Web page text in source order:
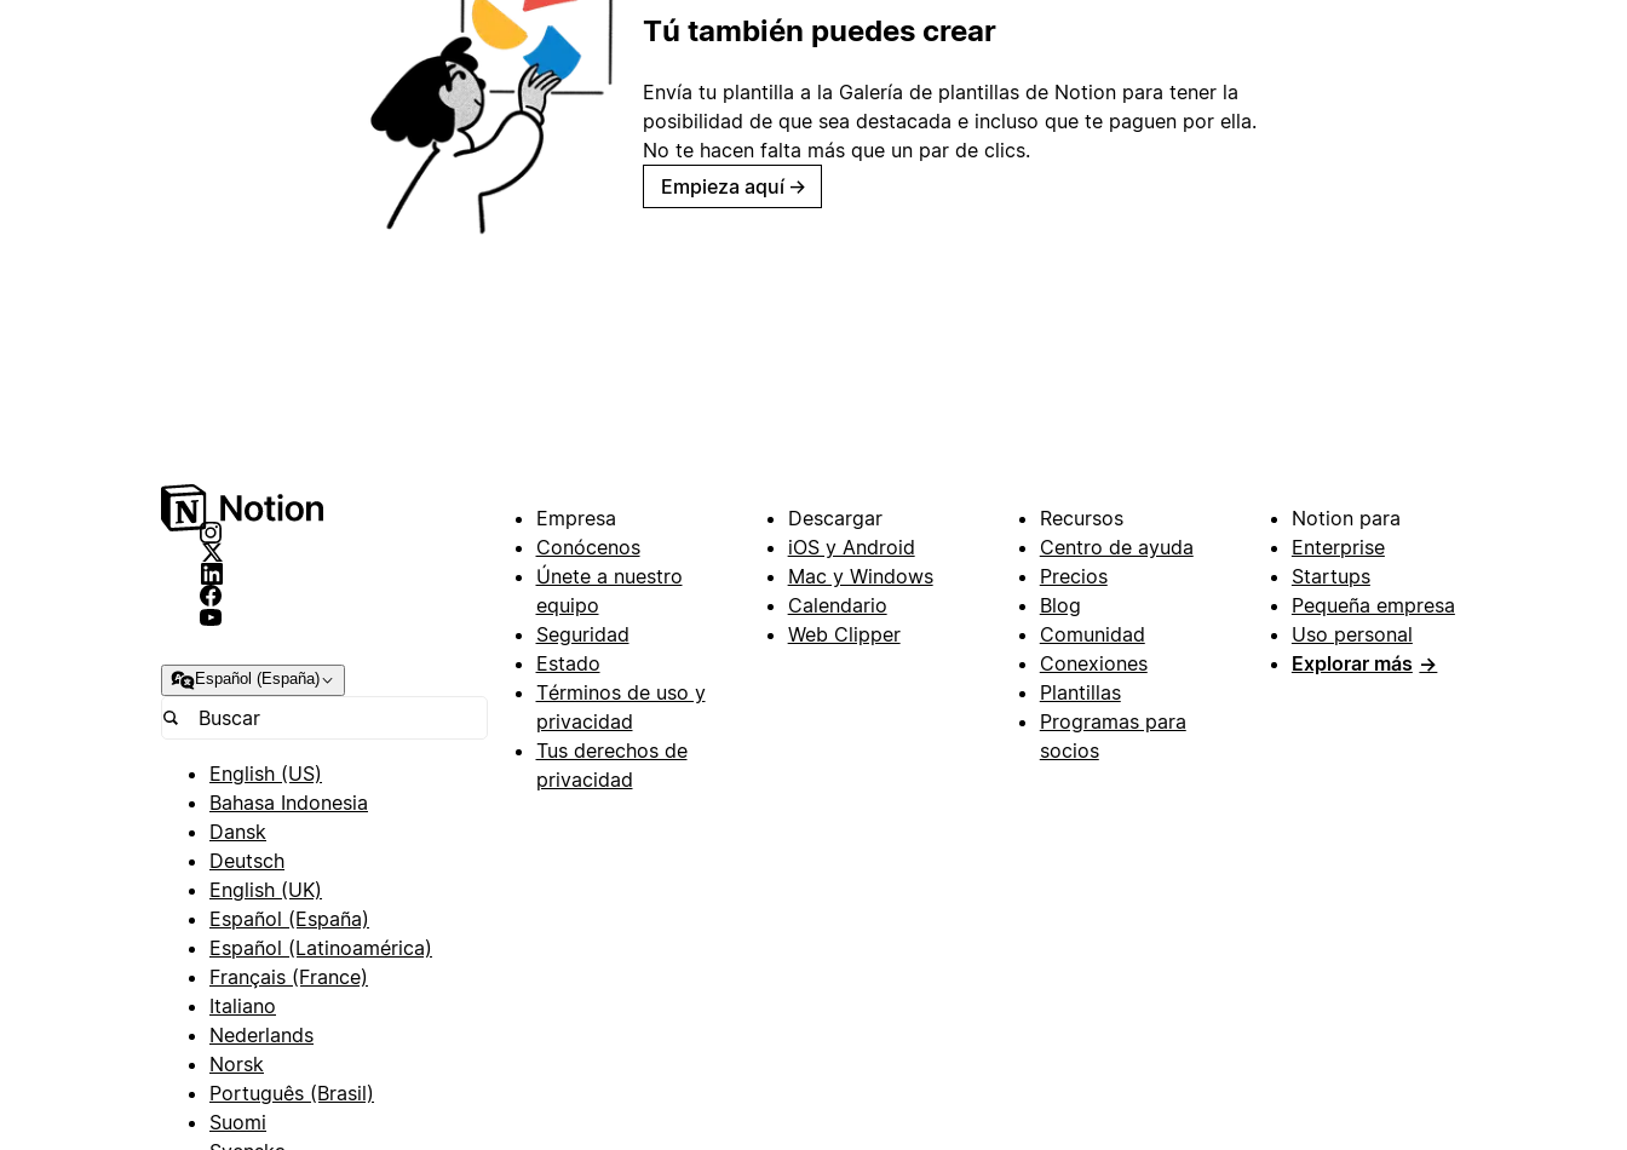
Tú también puedes crear
Envía tu plantilla a la Galería de plantillas de Notion para tener la
posibilidad de que sea destacada e incluso que te paguen por ella.
No te hacen falta más que un par de clics.
Empieza aquí →
Español (España)
English (US)
Bahasa Indonesia
Dansk
Deutsch
English (UK)
Español (España)
Español (Latinoamérica)
Français (France)
Italiano
Nederlands
Norsk
Português (Brasil)
Suomi
Empresa
Conócenos
Únete a nuestro
equipo
Seguridad
Estado
Términos de uso y
privacidad
Tus derechos de
privacidad
Descargar
iOS y Android
Mac y Windows
Calendario
Web Clipper
Recursos
Centro de ayuda
Precios
Blog
Comunidad
Conexiones
Plantillas
Programas para
socios
Notion para
Enterprise
Startups
Pequeña empresa
Uso personal
Explorar más →